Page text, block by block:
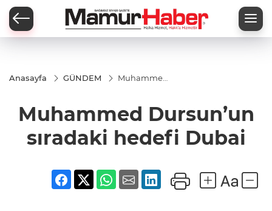
Anasayfa GÜNDEM
Muhammed
hedefi
Dubai
Muhammed Dursun’un
sıradaki hedefi Dubai